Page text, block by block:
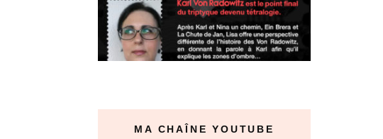
MA CHAÎNE YOUTUBE